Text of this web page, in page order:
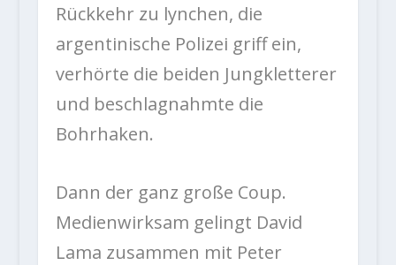
Rückkehr zu lynchen, die
argentinische Polizei griff ein,
verhörte die beiden Jungkletterer
und beschlagnahmte die
Bohrhaken.
Dann der ganz große Coup.
Medienwirksam gelingt David
Lama zusammen mit Peter